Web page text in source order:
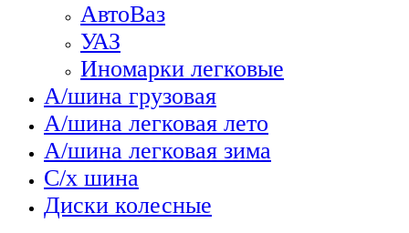
АвтоВаз
УАЗ
Иномарки легковые
А/шина грузовая
А/шина легковая лето
А/шина легковая зима
С/х шина
Диски колесные